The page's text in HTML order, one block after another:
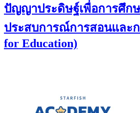
ปัญญาประดิษฐ์เพื่อการศึก
ประสบการณ์การสอนและก
for Education)